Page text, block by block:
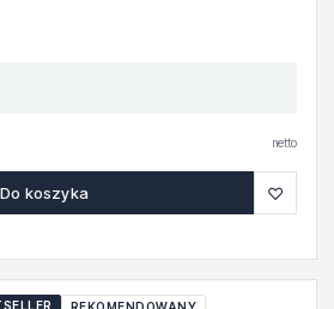
netto
Do koszyka ♡